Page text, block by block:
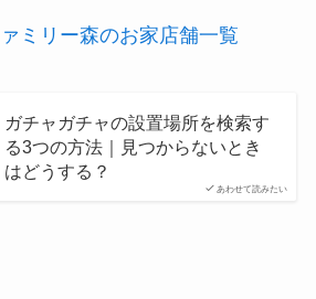
ミリー森のお家店舗一覧
あわせて読みたい
ガチャガチャの設置場所を検索す
る3つの方法｜見つからないとき
はどうする？